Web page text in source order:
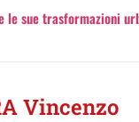
le sue trasformazioni
Vincenzo